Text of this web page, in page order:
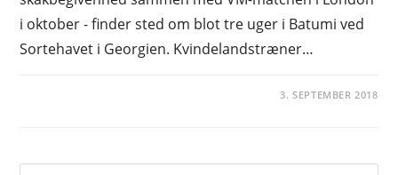
i oktober - finder sted om blot tre uger i Batumi ved
Sortehavet i Georgien. Kvindelandstræner…
3. SEPTEMBER 2018